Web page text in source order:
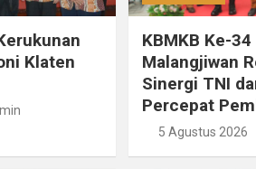
Klaten
KBMKB Ke-34
Malangjiwan
Sinergi TNI
Percepat
5 Agustus 2026